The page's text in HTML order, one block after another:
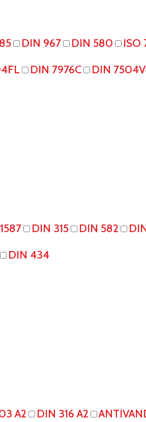
DIN 967 DIN 580
ISO
DIN 7976C DIN
DIN 315 DIN 582
DIN 434
A2 DIN 316 A2